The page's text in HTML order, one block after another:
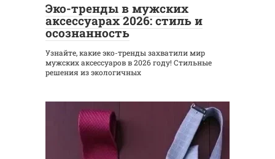
Эко-тренды в мужских
аксессуарах 2026: стиль и
осознанность
Узнайте, какие эко-тренды захватили мир
мужских аксессуаров в 2026 году! Стильные
решения из экологичных